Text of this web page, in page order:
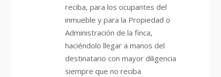
reciba, para los ocupantes del
inmueble y para la Propiedad o
Administración de la finca,
haciéndolo llegar a manos del
destinatario con mayor diligencia
siempre que no reciba